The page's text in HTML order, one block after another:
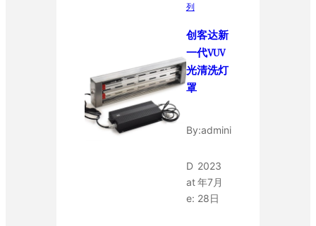
列
创客达新
一代VUV
光清洗灯
罩
By:admini
D
at
e:
2023
年7月
28日